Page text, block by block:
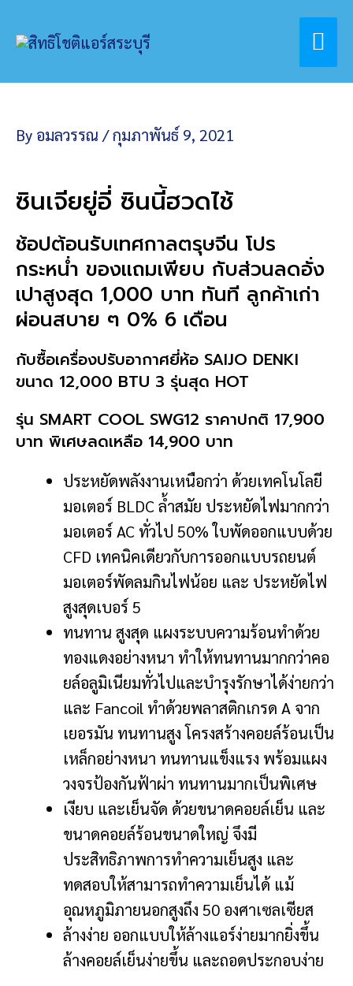
Home
โปรโมชั่นพิเศษ
HAPPY CHINESE NEW YEAR 2021
By อมลวรรณ /กุมภาพันธ์ 9, 2021
ซินเจียยู่อี่ ซินนี้ฮวดไช้
ช้อปต้อนรับเทศกาลตรุษจีน โปร
กระหน่ำ ของเเถมเพียบ กับส่วนลดอั่ง
เปาสูงสุด 1,000 บาท ทันที ลูกค้าเก่า
ผ่อนสบาย ๆ 0% 6 เดือน
กับซื้อเครื่องปรับอากาศยี่ห้อ SAIJO DENKI
ขนาด 12,000 BTU 3 รุ่นสุด HOT
รุ่น SMART COOL SWG12 ราคาปกติ 17,900
บาท พิเศษลดเหลือ 14,900 บาท
ประหยัดพลังงานเหนือกว่า ด้วยเทคโนโลยี
มอเตอร์ BLDC ล้ำสมัย ประหยัดไฟมากกว่า
มอเตอร์ AC ทั่วไป 50% ใบพัดออกแบบด้วย
CFD เทคนิคเดียวกับการออกแบบรถยนต์
มอเตอร์พัดลมกินไฟน้อย และ ประหยัดไฟ
สูงสุดเบอร์ 5
ทนทาน สูงสุด แผงระบบความร้อนทำด้วย
ทองแดงอย่างหนา ทำให้ทนทานมากกว่าคอ
ยล์อลูมิเนียมทั่วไปและบำรุงรักษาได้ง่ายกว่า
และ Fancoil ทำด้วยพลาสติกเกรด A จาก
เยอรมัน ทนทานสูง โครงสร้างคอยล์ร้อนเป็น
เหล็กอย่างหนา ทนทานแข็งแรง พร้อมแผง
วงจรป้องกันฟ้าผ่า ทนทานมากเป็นพิเศษ
เงียบ และเย็นจัด ด้วยขนาดคอยล์เย็น และ
ขนาดคอยล์ร้อนขนาดใหญ่ จึงมี
ประสิทธิภาพการทำความเย็นสูง และ
ทดสอบให้สามารถทำความเย็นได้ แม้
อุณหภูมิภายนอกสูงถึง 50 องศาเซลเซียส
ล้างง่าย ออกแบบให้ล้างแอร์ง่ายมากยิ่งขึ้น
ล้างคอยล์เย็นง่ายขึ้น และถอดประกอบง่าย